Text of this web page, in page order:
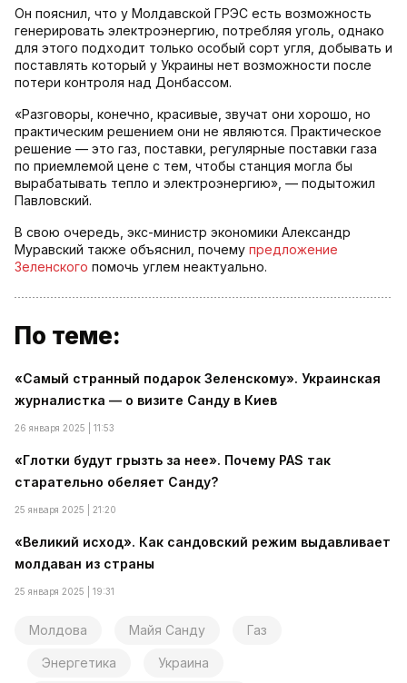
Он пояснил, что у Молдавской ГРЭС есть возможность
генерировать электроэнергию, потребляя уголь, однако
для этого подходит только особый сорт угля, добывать и
поставлять который у Украины нет возможности после
потери контроля над Донбассом.
«Разговоры, конечно, красивые, звучат они хорошо, но
практическим решением они не являются. Практическое
решение — это газ, поставки, регулярные поставки газа
по приемлемой цене с тем, чтобы станция могла бы
вырабатывать тепло и электроэнергию», — подытожил
Павловский.
В свою очередь, экс-министр экономики Александр
Муравский также объяснил, почему предложение
Зеленского помочь углем неактуально.
По теме:
«Самый странный подарок Зеленскому». Украинская
журналистка — о визите Санду в Киев
26 января 2025 | 11:53
«Глотки будут грызть за нее». Почему PAS так
старательно обеляет Санду?
25 января 2025 | 21:20
«Великий исход». Как сандовский режим выдавливает
молдаван из страны
25 января 2025 | 19:31
Молдова Майя Санду Газ
Энергетика Украина